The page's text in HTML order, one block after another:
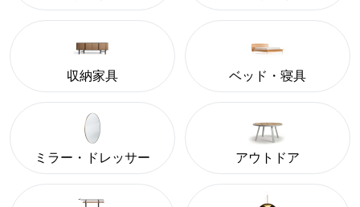
収納家具 ベッド・寝具
ミラー・ドレッサー アウトドア